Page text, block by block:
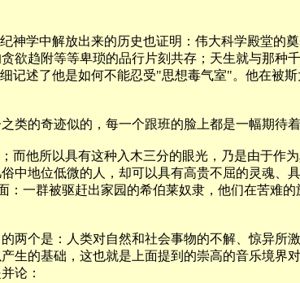
中解放出来的历史也证明：伟大科学殿堂的
趋附等等卑琐的品行片刻共存；天生就与那种
述了他是如何不能忍受"思想毒气室"。他在被
的奇迹似的，每一个跟班的脸上都是一幅期待着
所以具有这种入木三分的眼光，乃是由于作
地位低微的人，却可以具有高贵不屈的灵魂、
一群被驱赶出家园的希伯莱奴隶，他们在苦难
个是：人类对自然和社会事物的不解、惊异所
的基础，这也就是上面提到的崇高的音乐境界
论：